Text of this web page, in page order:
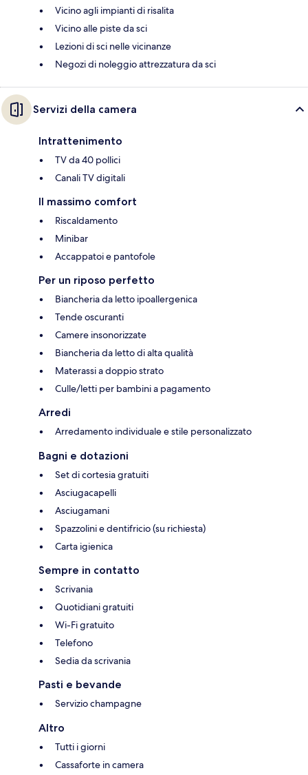
Vicino agli impianti di risalita
Vicino alle piste da sci
Lezioni di sci nelle vicinanze
Negozi di noleggio attrezzatura da sci
Servizi della camera
Intrattenimento
TV da 40 pollici
Canali TV digitali
Il massimo comfort
Riscaldamento
Minibar
Accappatoi e pantofole
Per un riposo perfetto
Biancheria da letto ipoallergenica
Tende oscuranti
Camere insonorizzate
Biancheria da letto di alta qualità
Materassi a doppio strato
Culle/letti per bambini a pagamento
Arredi
Arredamento individuale e stile personalizzato
Bagni e dotazioni
Set di cortesia gratuiti
Asciugacapelli
Asciugamani
Spazzolini e dentifricio (su richiesta)
Carta igienica
Sempre in contatto
Scrivania
Quotidiani gratuiti
Wi-Fi gratuito
Telefono
Sedia da scrivania
Pasti e bevande
Servizio champagne
Altro
Tutti i giorni
Cassaforte in camera